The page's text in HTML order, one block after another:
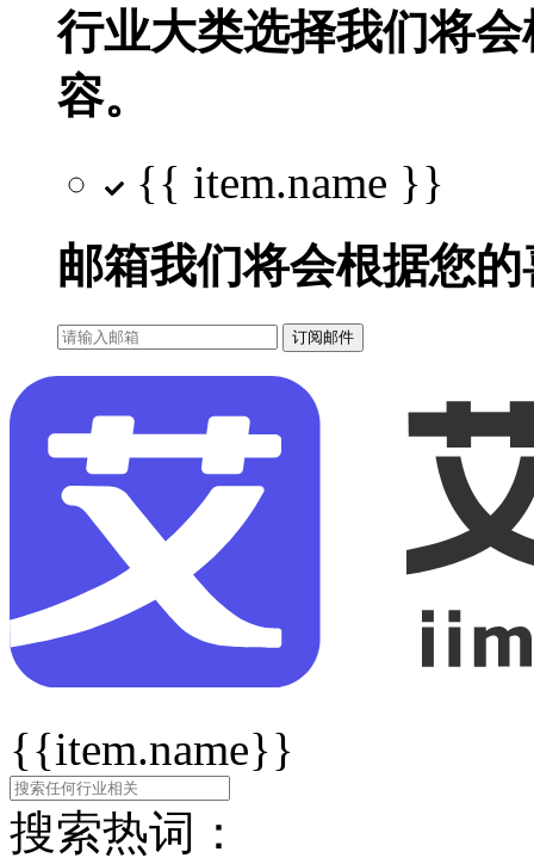
行业大类选择我们将
容。
{{ item.name }}
邮箱我们将会根据您
订阅邮件
{{item.name}}
搜索热词：